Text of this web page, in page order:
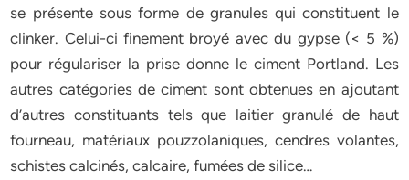
se présente sous forme de granules qui constituent le
clinker. Celui-ci finement broyé avec du gypse (< 5 %)
pour régulariser la prise donne le ciment Portland. Les
autres catégories de ciment sont obtenues en ajoutant
d’autres constituants tels que laitier granulé de haut
fourneau, matériaux pouzzolaniques, cendres volantes,
schistes calcinés, calcaire, fumées de silice…